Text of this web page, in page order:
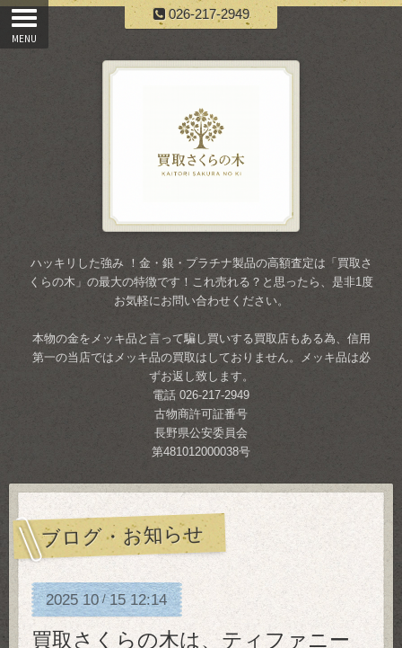
026-217-2949
ハッキリした強み ！金・銀・プラチナ製品の高額査定は「買取さ
くらの木」の最大の特徴です！これ売れる？と思ったら、是非1度
お気軽にお問い合わせください。
本物の金をメッキ品と言って騙し買いする買取店もある為、信用
第一の当店ではメッキ品の買取はしておりません。メッキ品は必
ずお返し致します。
電話 026-217-2949
古物商許可証番号
長野県公安委員会
第481012000038号
ブログ・お知らせ
2025 10/15 12:14
買取さくらの木は、ティファニー